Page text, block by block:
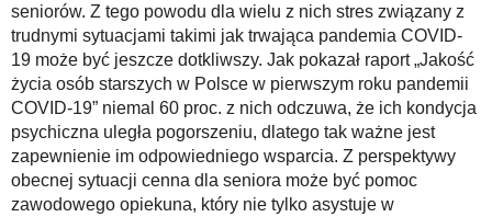
seniorów. Z tego powodu dla wielu z nich stres związany z
trudnymi sytuacjami takimi jak trwająca pandemia COVID-
19 może być jeszcze dotkliwszy. Jak pokazał raport „Jakość
życia osób starszych w Polsce w pierwszym roku pandemii
COVID-19” niemal 60 proc. z nich odczuwa, że ich kondycja
psychiczna uległa pogorszeniu, dlatego tak ważne jest
zapewnienie im odpowiedniego wsparcia. Z perspektywy
obecnej sytuacji cenna dla seniora może być pomoc
zawodowego opiekuna, który nie tylko asystuje w